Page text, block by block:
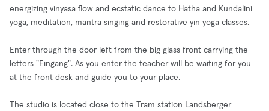
energizing vinyasa flow and ecstatic dance to Hatha and Kundalini
yoga, meditation, mantra singing and restorative yin yoga classes.
Enter through the door left from the big glass front carrying the
letters "Eingang". As you enter the teacher will be waiting for you
at the front desk and guide you to your place.
The studio is located close to the Tram station Landsberger